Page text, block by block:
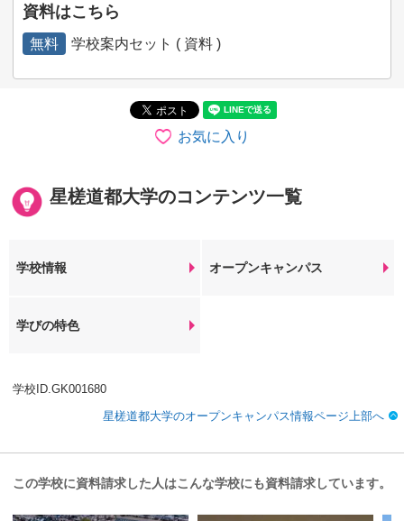
資料はこちら
無料 学校案内セット ( 資料 )
お気に入り
星槎道都大学のコンテンツ一覧
学校情報 オープンキャンパス
学びの特色
学校ID.GK001680
星槎道都大学のオープンキャンパス情報ページ上部へ
この学校に資料請求した人はこんな学校にも資料請求しています。